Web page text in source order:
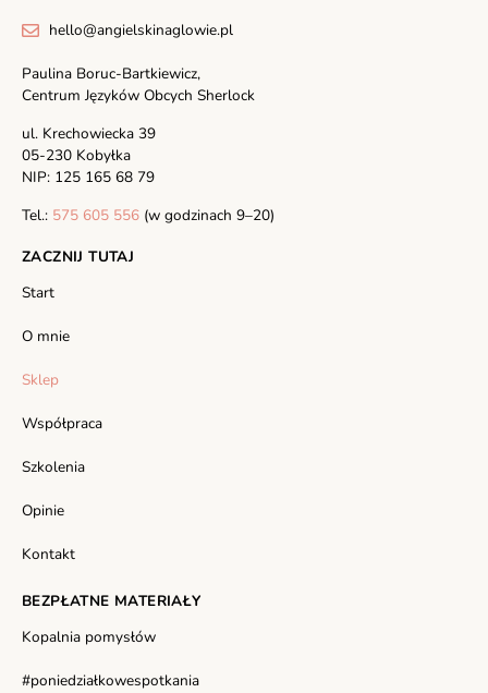
hello@angielskinaglowie.pl
Paulina Boruc-Bartkiewicz,
Centrum Języków Obcych Sherlock
ul. Krechowiecka 39
05-230 Kobyłka
NIP: 125 165 68 79
Tel.: 575 605 556 (w godzinach 9–20)
ZACZNIJ TUTAJ
Start
O mnie
Sklep
Współpraca
Szkolenia
Opinie
Kontakt
BEZPŁATNE MATERIAŁY
Kopalnia pomysłów
#poniedziałkowespotkania